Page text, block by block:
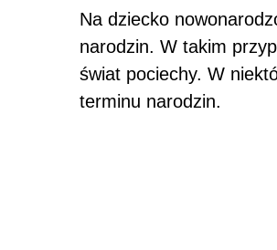
Na dziecko
narodzin. W takim
świat pociechy. W
terminu narodzin.